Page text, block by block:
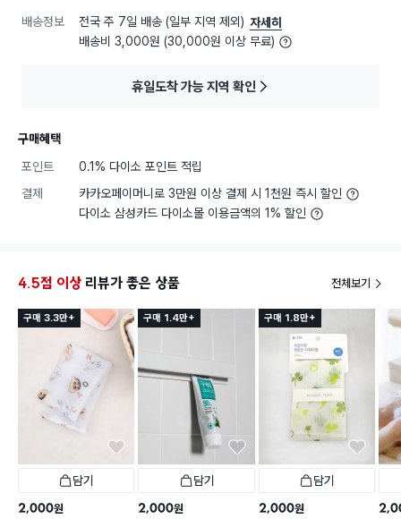
배송정보 전국 주 7일 배송 (일부 지역 제외) 자세히
배송비 3,000원 (30,000원 이상 무료)
휴일도착 가능 지역 확인
구매혜택
포인트
0.1% 다이소 포인트 적립
결제
카카오페이머니로 3만원 이상 결제 시 1천원 즉시 할인
다이소 삼성카드 다이소몰 이용금액의 1% 할인
4.5점 이상 리뷰가 좋은 상품 전체보기
구매 3.3만+
담기
2,000원
구매 1.4만+
담기
2,000원
구매 1.8만+
담기
2,000원